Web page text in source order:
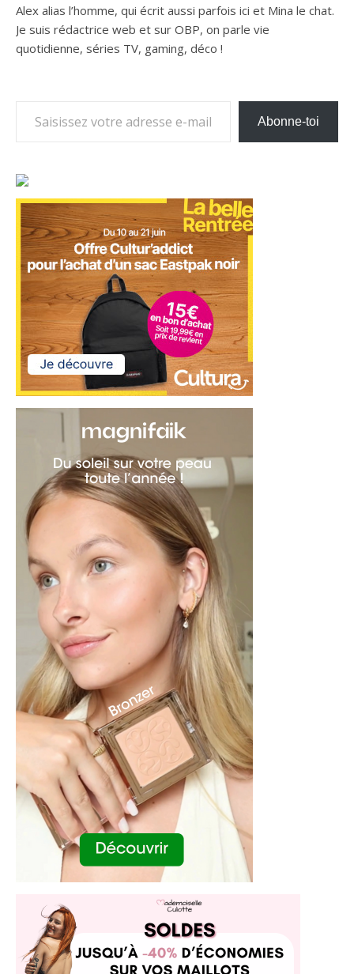
Alex alias l’homme, qui écrit aussi parfois ici et Mina le chat.
Je suis rédactrice web et sur OBP, on parle vie
quotidienne, séries TV, gaming, déco !
Abonne-toi